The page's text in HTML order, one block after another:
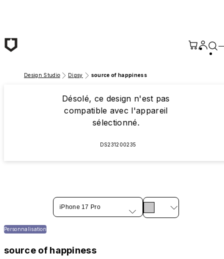
Design Studio Dipsy source of happiness
Désolé, ce design n'est pas
compatible avec l'appareil
sélectionné.
DS231200235
iPhone 17 Pro
Personnalisation
source of happiness